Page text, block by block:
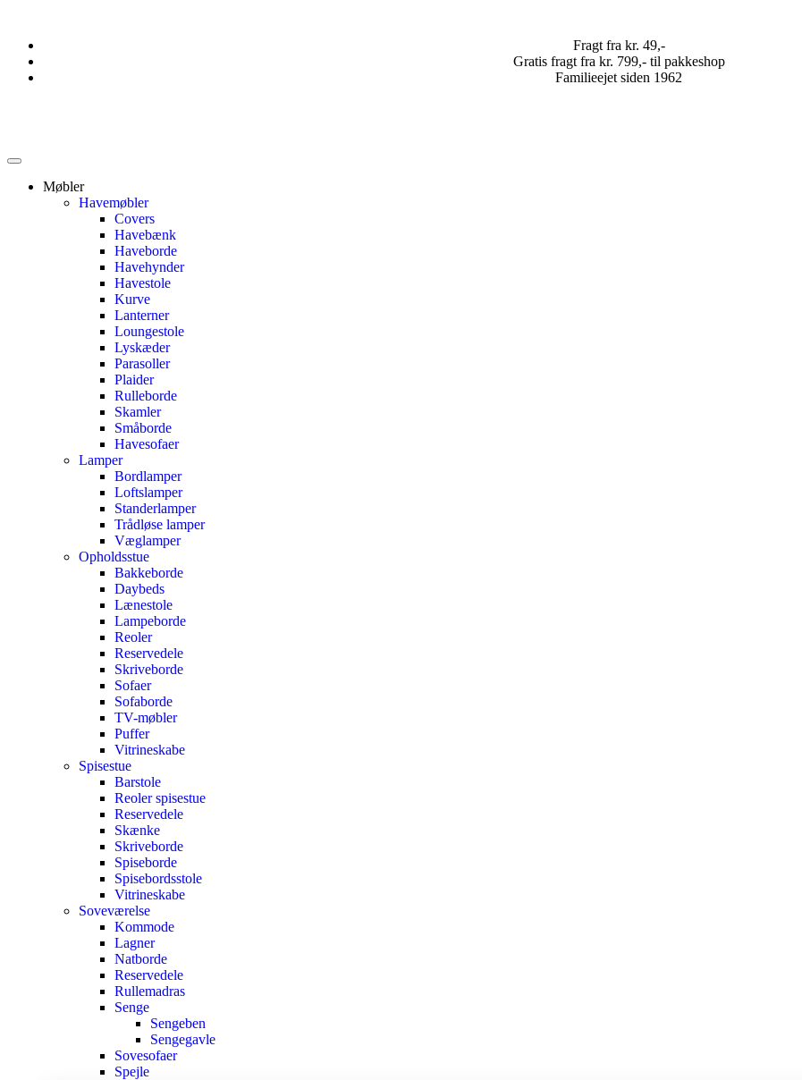
Fragt fra kr. 49,-
Gratis fragt fra kr. 799,- til pakkeshop
Familieejet siden 1962
Møbler
Havemøbler
Covers
Havebænk
Haveborde
Havehynder
Havestole
Kurve
Lanterner
Loungestole
Lyskæder
Parasoller
Plaider
Rulleborde
Skamler
Småborde
Havesofaer
Lamper
Bordlamper
Loftslamper
Standerlamper
Trådløse lamper
Væglamper
Opholdsstue
Bakkeborde
Daybeds
Lænestole
Lampeborde
Reoler
Reservedele
Skriveborde
Sofaer
Sofaborde
TV-møbler
Puffer
Vitrineskabe
Spisestue
Barstole
Reoler spisestue
Reservedele
Skænke
Skriveborde
Spiseborde
Spisebordsstole
Vitrineskabe
Soveværelse
Kommode
Lagner
Natborde
Reservedele
Rullemadras
Senge
Sengeben
Sengegavle
Sovesofaer
Spejle